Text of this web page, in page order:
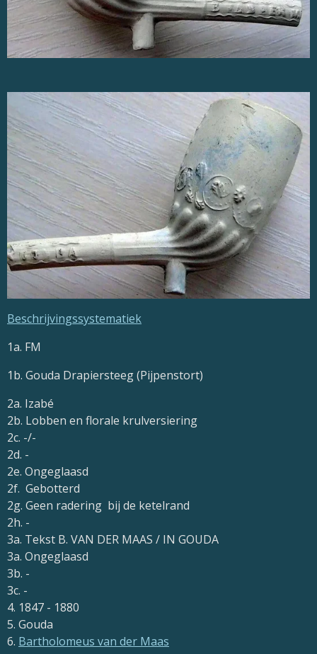
Beschrijvingssystematiek
1a. FM
1b. Gouda Drapiersteeg (Pijpenstort)
2a. Izabé
2b. Lobben en florale krulversiering
2c. -/-
2d. -
2e. Ongeglaasd
2f. Gebotterd
2g. Geen radering bij de ketelrand
2h. -
3a. Tekst B. VAN DER MAAS / IN GOUDA
3a. Ongeglaasd
3b. -
3c. -
4. 1847 - 1880
5. Gouda
6. Bartholomeus van der Maas